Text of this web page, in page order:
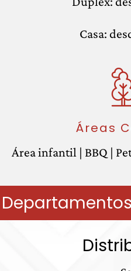
Casa:
Áreas
Área infantil | BBQ |